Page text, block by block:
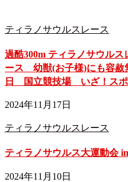
ティラノサウルスレース
過酷300m ティラノサウル
ース 幼獣(お子様)にも容赦
日 国立競技場 いざ！ス
2024年11月17日
ティラノサウルスレース
ティラノサウルス大運動会
2024年11月10日